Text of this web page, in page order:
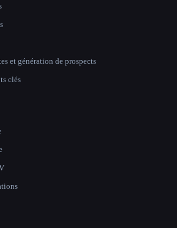
et génération de prospects
clés